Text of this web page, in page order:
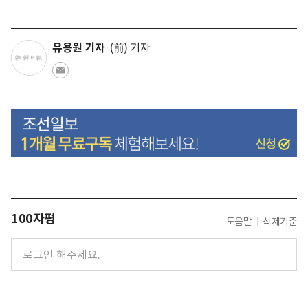
유용원 기자 (前) 기자
100자평 도움말 삭제기준